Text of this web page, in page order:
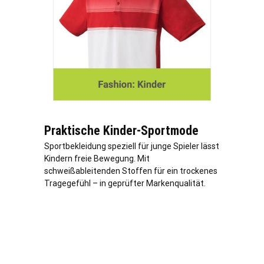
Praktische Kinder-Sportmode
Sportbekleidung speziell für junge Spieler lässt
Kindern freie Bewegung. Mit
schweißableitenden Stoffen für ein trockenes
Tragegefühl – in geprüfter Markenqualität.